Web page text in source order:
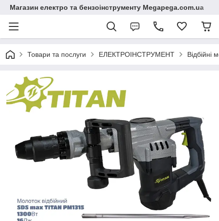
Магазин електро та бензоінструменту Megapega.com.ua
Товари та послуги ЕЛЕКТРОІНСТРУМЕНТ Відбійні